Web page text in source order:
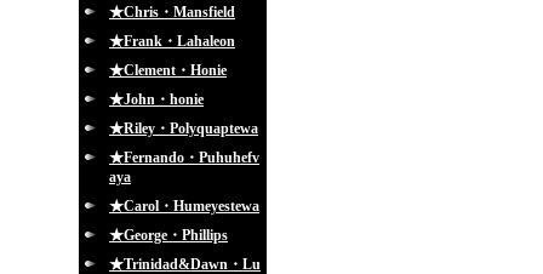
★Chris・Mansfield
★Frank・Lahaleon
★Clement・Honie
★John・honie
★Riley・Polyquaptewa
★Fernando・Puhuhefv
aya
★Carol・Humeyestewa
★George・Phillips
★Trinidad&Dawn・Lu